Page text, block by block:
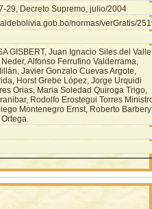
29, Decreto Supremo, julio/2004
normas/verGratis/
GISBERT, Juan Ignacio Siles del
Alfonso Ferrufino Valderrama,
Javier Gonzalo Cuevas Argote,
Horst Grebe López, Jorge Urquidi
Orias, Maria Soledad Quiroga Trigo,
Rodolfo Erostegui Torres
Montenegro Ernst, Roberto Barbery